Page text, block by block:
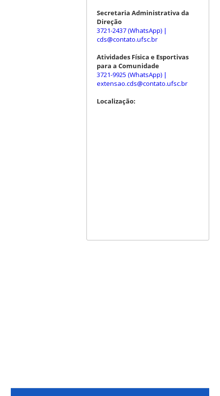
Secretaria Administrativa da
Direção
3721-2437 (WhatsApp) |
cds@contato.ufsc.br
Atividades Física e Esportivas
para a Comunidade
3721-9925 (WhatsApp) |
extensao.cds@contato.ufsc.br
Localização: